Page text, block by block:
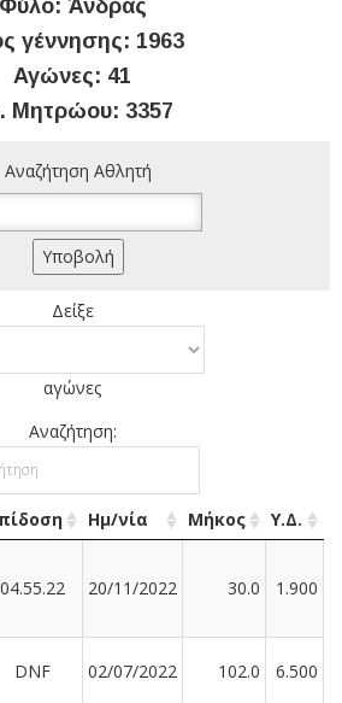
Φύλο: Άνδρας
γέννησης: 1963
Αγώνες: 41
Μητρώου: 3357
Αναζήτηση Αθλητή
Δείξε
αγώνες
Αναζήτηση:
Ημ/νία Μήκος
Υ.Δ.
04.55.22 20/11/2022 30.0 1.900
DNF 02/07/2022 102.0 6.500